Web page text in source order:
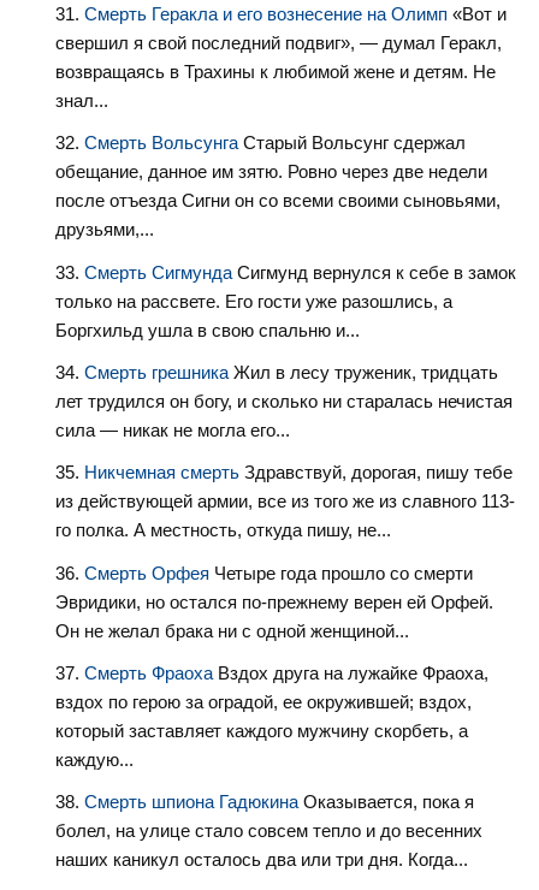
Смерть Геракла и его вознесение на Олимп «Вот и
свершил я свой последний подвиг», — думал Геракл,
возвращаясь в Трахины к любимой жене и детям. Не
знал...
Смерть Вольсунга Старый Вольсунг сдержал
обещание, данное им зятю. Ровно через две недели
после отъезда Сигни он со всеми своими сыновьями,
друзьями,...
Смерть Сигмунда Сигмунд вернулся к себе в замок
только на рассвете. Его гости уже разошлись, а
Боргхильд ушла в свою спальню и...
Смерть грешника Жил в лесу труженик, тридцать
лет трудился он богу, и сколько ни старалась нечистая
сила — никак не могла его...
Никчемная смерть Здравствуй, дорогая, пишу тебе
из действующей армии, все из того же из славного 113-
го полка. А местность, откуда пишу, не...
Смерть Орфея Четыре года прошло со смерти
Эвридики, но остался по-прежнему верен ей Орфей.
Он не желал брака ни с одной женщиной...
Смерть Фраоха Вздох друга на лужайке Фраоха,
вздох по герою за оградой, ее окружившей; вздох,
который заставляет каждого мужчину скорбеть, а
каждую...
Смерть шпиона ГадюкинаОказывается, пока я
болел, на улице стало совсем тепло и до весенних
наших каникул осталось два или три дня. Когда...